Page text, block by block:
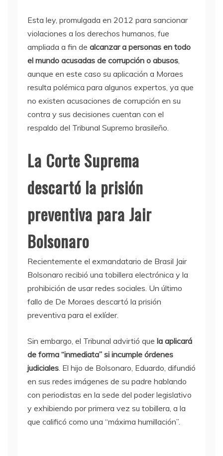
Esta ley, promulgada en 2012 para sancionar
violaciones a los derechos humanos, fue
ampliada a fin de alcanzar a personas en todo
el mundo acusadas de corrupción o abusos,
aunque en este caso su aplicación a Moraes
resulta polémica para algunos expertos, ya que
no existen acusaciones de corrupción en su
contra y sus decisiones cuentan con el
respaldo del Tribunal Supremo brasileño.
La Corte Suprema
descartó la prisión
preventiva para Jair
Bolsonaro
Recientemente el exmandatario de Brasil Jair
Bolsonaro recibió una tobillera electrónica y la
prohibición de usar redes sociales. Un último
fallo de De Moraes descartó la prisión
preventiva para el exlíder.
Sin embargo, el Tribunal advirtió que la aplicará
de forma “inmediata” si incumple órdenes
judiciales. El hijo de Bolsonaro, Eduardo, difundió
en sus redes imágenes de su padre hablando
con periodistas en la sede del poder legislativo
y exhibiendo por primera vez su tobillera, a la
que calificó como una “máxima humillación”.